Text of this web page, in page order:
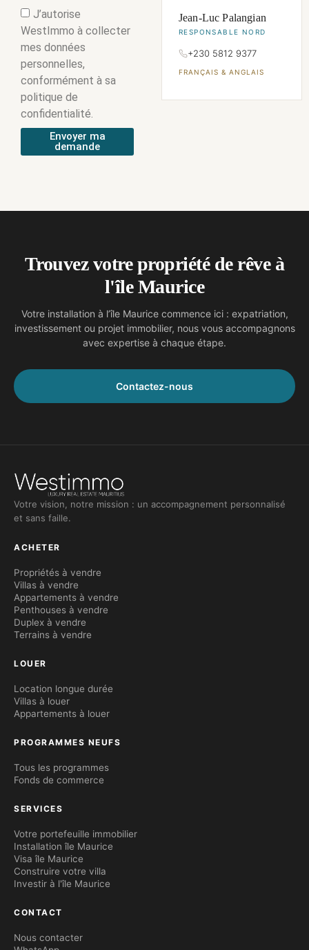
J’autorise
WestImmo à collecter
mes données
personnelles,
conformément à sa
politique de
confidentialité.
Envoyer ma
demande
Jean-Luc Palangian
RESPONSABLE NORD
+230 5812 9377
FRANÇAIS & ANGLAIS
Trouvez votre propriété de rêve à
l'île Maurice
Votre installation à l’île Maurice commence ici : expatriation,
investissement ou projet immobilier, nous vous accompagnons
avec expertise à chaque étape.
Contactez-nous
Votre vision, notre mission : un accompagnement personnalisé
et sans faille.
ACHETER
Propriétés à vendre
Villas à vendre
Appartements à vendre
Penthouses à vendre
Duplex à vendre
Terrains à vendre
LOUER
Location longue durée
Villas à louer
Appartements à louer
PROGRAMMES NEUFS
Tous les programmes
Fonds de commerce
SERVICES
Votre portefeuille immobilier
Installation île Maurice
Visa île Maurice
Construire votre villa
Investir à l'île Maurice
CONTACT
Nous contacter